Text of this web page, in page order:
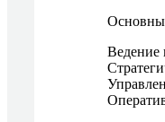
Ведение